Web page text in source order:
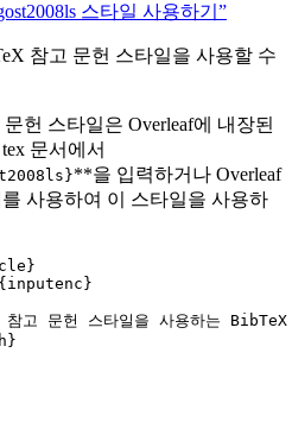
스타일 사용하기”
참고 문헌 스타일을 사용할 수
문헌 스타일은 Overleaf에 내장된
문서에서
**을 입력하거나 Overleaf
사용하여 이 스타일을 사용하
}
inputenc }
고 문헌 스타일을 사용하는